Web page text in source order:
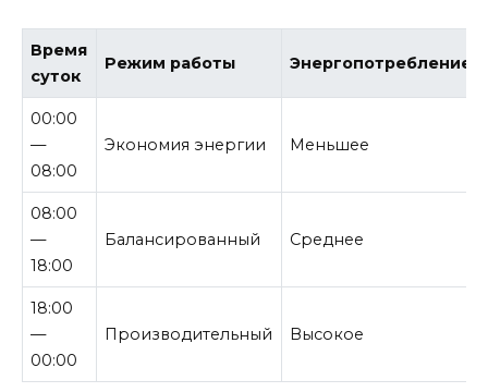
Время
суток
Режим работы Энергопотребление
00:00
—
08:00
Экономия энергии Меньшее
08:00
—
18:00
Балансированный Среднее
18:00
—
00:00
Производительный Высокое